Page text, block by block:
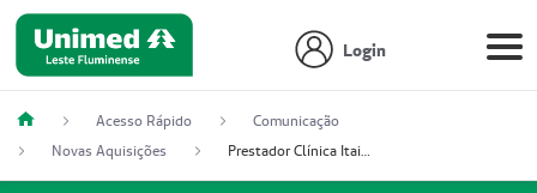
Login
Acesso Rápido
Comunicação
Novas Aquisições
Prestador Clínica Itaipú Ltda (51004348-2)